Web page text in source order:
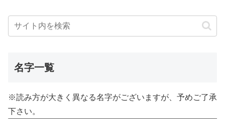
名字一覧
※読み方が大きく異なる名字がございますが、予めご了承
下さい。